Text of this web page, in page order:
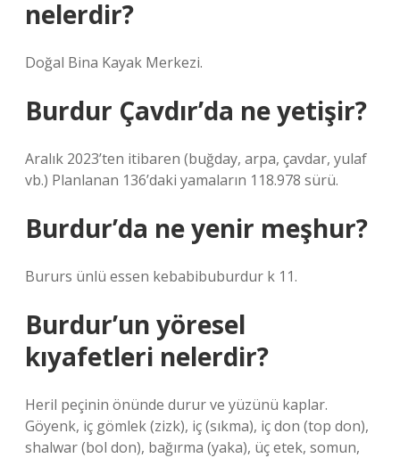
nelerdir?
Doğal Bina Kayak Merkezi.
Burdur Çavdır’da ne yetişir?
Aralık 2023’ten itibaren (buğday, arpa, çavdar, yulaf
vb.) Planlanan 136’daki yamaların 118.978 sürü.
Burdur’da ne yenir meşhur?
Bururs ünlü essen kebabibuburdur k 11.
Burdur’un yöresel
kıyafetleri nelerdir?
Heril peçinin önünde durur ve yüzünü kaplar.
Göyenk, iç gömlek (zizk), iç (sıkma), iç don (top don),
shalwar (bol don), bağırma (yaka), üç etek, somun,